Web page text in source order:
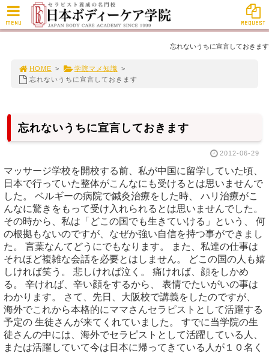
忘れないうちに宣言しておきます
HOME > 学院マメ知識
>
忘れないうちに宣言しておきます
忘れないうちに宣言しておきます
2012-06-29
マッサージ学校を開校する前、私が中国に留学していた頃、
日本で行っていた整体がこんなにも受けるとは思いませんで
した。 ベルギーの病院で鍼灸治療をした時、 ハリ治療がこ
んなに驚きをもって受け入れられるとは思いませんでした。
その時から、私は「どこの国でも生きていける」という、 何
の根拠もないのですが、なぜか強い自信を持つ事ができまし
た。 言葉なんてどうにでもなります。 また、私達の仕事は
それほど複雑な会話を必要とはしません。 どこの国の人も嬉
しければ笑う。 悲しければ泣く。 痛ければ、顔をしかめ
る。 辛ければ、辛い顔をするから、 表情でたいがいの事は
わかります。 さて、先日、大阪校で講義をしたのですが、
海外でこれから本格的にママさんセラピストとして活躍する
予定の 生徒さんが来てくれていました。 すでに当学院の生
徒さんの中には、海外でセラピストとして活躍している人、
または活躍していて今は日本に帰ってきている人が１０名く
MENU REQUEST